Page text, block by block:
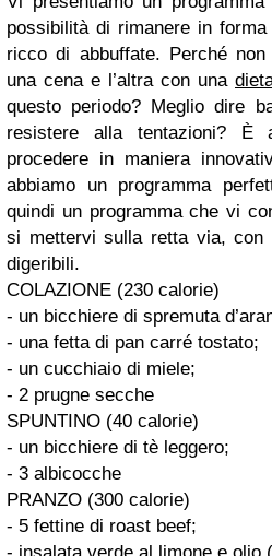
possibilità di rimanere in
ricco di abbuffate. Perché
una cena e l’altra con una
questo periodo? Meglio dire
resistere alla tentazioni? È
procedere in maniera
abbiamo un programma
quindi un programma che vi
si mettervi sulla retta via, con
digeribili.
COLAZIONE (230 calorie)
- un bicchiere di spremuta
- una fetta di pan carré tostato;
- un cucchiaio di miele;
- 2 prugne secche
SPUNTINO (40 calorie)
- un bicchiere di tè leggero;
- 3 albicocche
PRANZO (300 calorie)
- 5 fettine di roast beef;